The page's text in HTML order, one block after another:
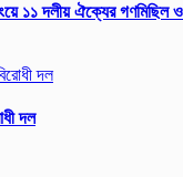
১১ দলীয় ঐক্যের গণমিছিল ও
দল